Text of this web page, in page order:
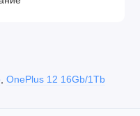
, OnePlus 12 16Gb/1Tb